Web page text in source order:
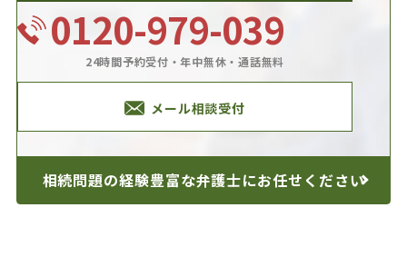
0120-979-039
24時間予約受付・年中無休・通話無料
メール相談受付
相続問題の経験豊富な弁護士にお任せください